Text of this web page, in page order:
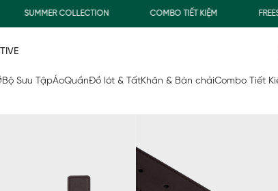
SUMMER COLLECTION COMBO TIẾT KIỆM
Bộ Sưu TậpÁoQuầnĐồ lót & TấtKhăn & Bàn chảiCombo Tiết